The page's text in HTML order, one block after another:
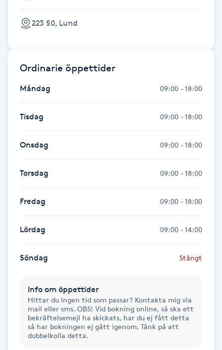
Gellack med förstärkning
Gravidmassage
Gruppträning
Gua Sha-massage
Hatha Yoga
Headspa
Healing
Herrklippning
Hollywood Peel
Hot Stone Massage
223 50, Lund
Ordinarie öppettider
Måndag 09:00 - 18:00
Tisdag 09:00 - 18:00
Onsdag 09:00 - 18:00
Torsdag 09:00 - 18:00
Fredag 09:00 - 18:00
Lördag 09:00 - 14:00
Söndag Stängt
Info om öppettider
Hittar du ingen tid som passar? Kontakta mig via
mail eller sms. OBS! Vid bokning online, så ska ett
bekräftelsemejl ha skickats, har du ej fått detta
så har bokningen ej gått igenom. Tänk på att
dubbelkolla detta.